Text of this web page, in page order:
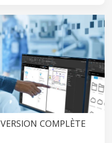
COMPLÈTE